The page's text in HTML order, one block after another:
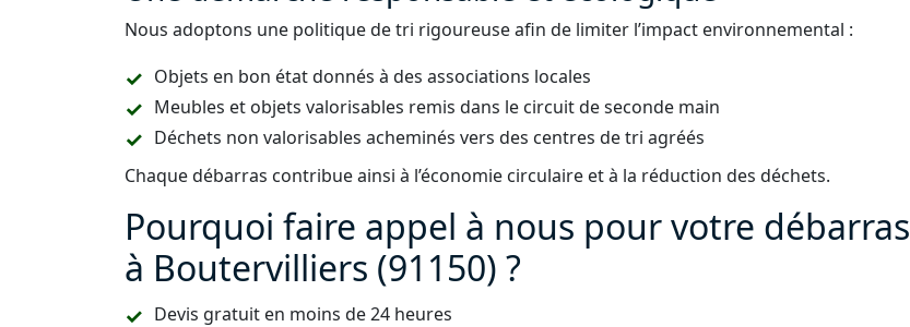
Nous adoptons une politique de tri rigoureuse afin de limiter l’impact environnemental :
Objets en bon état donnés à des associations locales
Meubles et objets valorisables remis dans le circuit de seconde main
Déchets non valorisables acheminés vers des centres de tri agréés
Chaque débarras contribue ainsi à l’économie circulaire et à la réduction des déchets.
Pourquoi faire appel à nous pour votre débarras
à Boutervilliers (91150) ?
Devis gratuit en moins de 24 heures